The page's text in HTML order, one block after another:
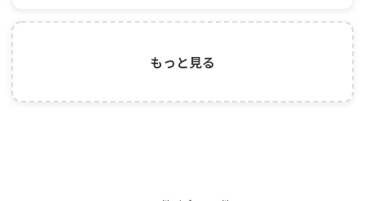
もっと見る